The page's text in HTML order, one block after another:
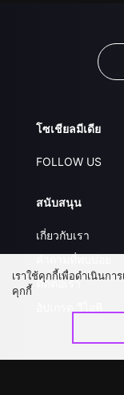
โซเชียลมีเดีย
FOLLOW US
สนับสนุน
เกี่ยวกับเรา
ติดต่อเรา
เราใช้คุกกี้เพื่อดำเนินกา
คุกกี้